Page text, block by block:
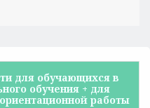
для обучающихся в
обучения + для
работы